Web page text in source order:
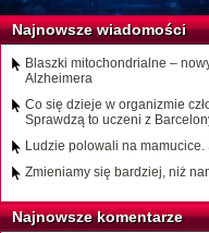
Najnowsze wiadomości
Blaszki mitochondrialne –
Alzheimera
Co się dzieje w organizmie
Sprawdzą to uczeni z
Ludzie polowali na
Zmieniamy się bardziej, niż
Najnowsze komentarze